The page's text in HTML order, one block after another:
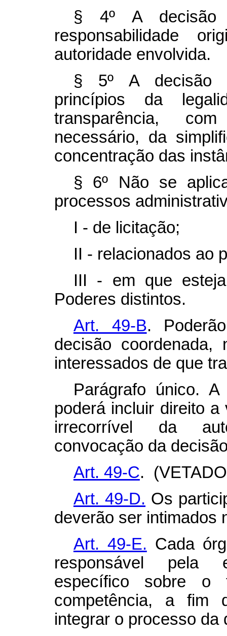
§ 4º A decisão
responsabilidade
autoridade envolvida.
§ 5º A decisão
princípios da
transparência,
necessário, da
concentração das
§ 6º Não se
processos
I - de licitação;
II - relacionados ao
III - em que
Poderes distintos.
Art. 49-B.
decisão
interessados de que
Parágrafo único.
poderá incluir direito
irrecorrível da
convocação da
Art. 49-C.
Art. 49-D. Os
deverão ser intimados
Art. 49-E. Cada
responsável pela
específico sobre o
competência, a fim
integrar o processo da